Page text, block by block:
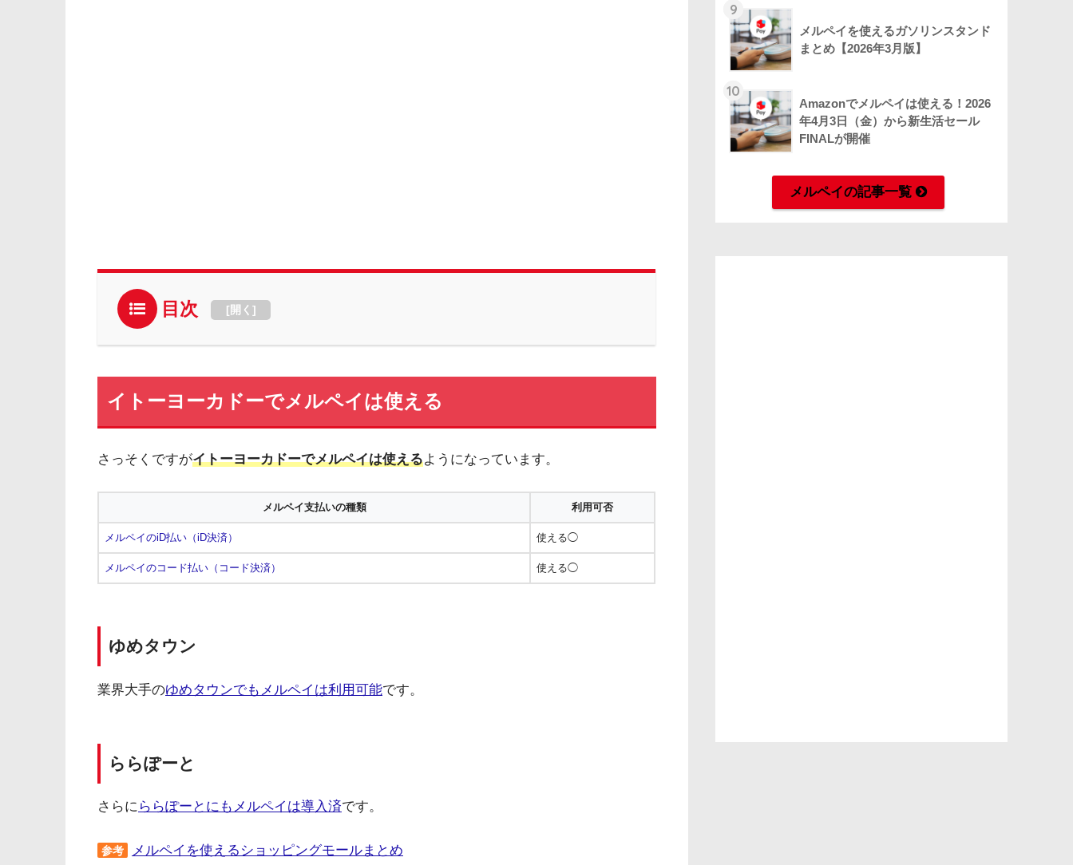
目次 [開く ]
イトーヨーカドーでメルペイは使える
さっそくですがイトーヨーカドーでメルペイは使えるようになっています。
メルペイ支払いの種類 利用可否
メルペイのiD払い（iD決済） 使える◯
メルペイのコード払い（コード決済） 使える◯
ゆめタウン
業界大手のゆめタウンでもメルペイは利用可能です。
ららぽーと
さらに ららぽーとにもメルペイは導入済です。
参考 メルペイを使えるショッピングモールまとめ
9
メルペイを使えるガソリンスタンド
まとめ【2026年3月版】
10
Amazonでメルペイは使える！2026
年4月3日（金）から新生活セール
FINALが開催
メルペイの記事一覧